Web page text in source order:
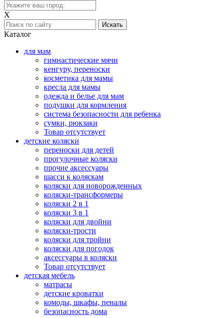
X
Каталог
для мам
гимнастические мячи
кенгуру, переноски
косметика для мамы
кресла для мамы
одежда и белье для мам
подушки для кормления
система безопасности для ребенка
сумки, рюкзаки
Товар отсутствует
детские коляски
переноски для детей
прогулочные коляски
прочие аксессуары
шасси к коляскам
коляски для новорожденных
коляски-трансформеры
коляски 2 в 1
коляски 3 в 1
коляски для двойни
коляски-трости
коляски для тройни
коляски для погодок
аксессуары в коляски
Товар отсутствует
детская мебель
матрасы
детские кроватки
комоды, шкафы, пеналы
безопасность дома